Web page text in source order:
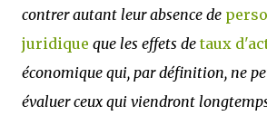
contrer autant leur absence de
juridique que les effets detaux
économique qui, par définition, ne
évaluer ceux qui viendront